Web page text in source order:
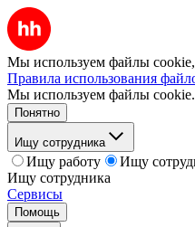
Мы используем файлы cookie,
Правила использования
Мы используем файлы cookie.
Понятно
Ищу сотрудника
Ищу работу
Ищу
Ищу сотрудника
Сервисы
Помощь